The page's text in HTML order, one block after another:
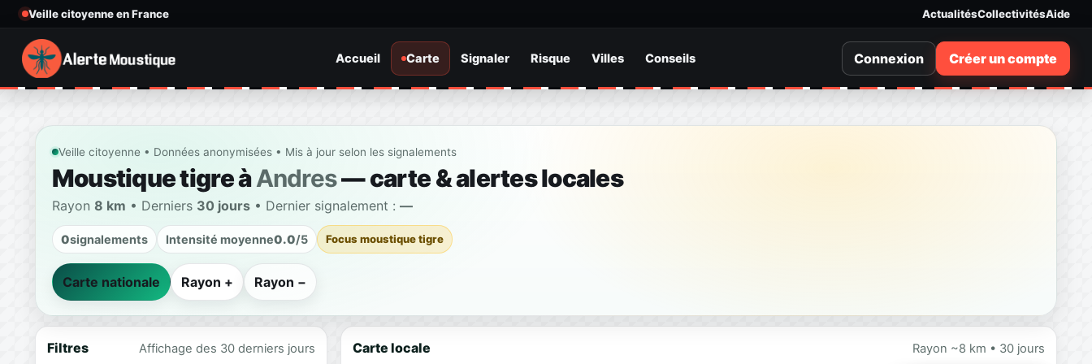
Veille citoyenne en France ActualitésCollectivitésAide
Accueil Carte Signaler Risque Villes Conseils Connexion Créer un compte
Veille citoyenne • Données anonymisées • Mis à jour selon les signalements
Moustique tigre àAndres— carte & alertes locales
Rayon 8 km • Derniers 30 jours• Dernier signalement : —
0signalements Intensité moyenne0.0/5 Focus moustique tigre
Carte nationale Rayon + Rayon −
Filtres Affichage des 30 derniers jours Carte locale Rayon ~8 km • 30 jours